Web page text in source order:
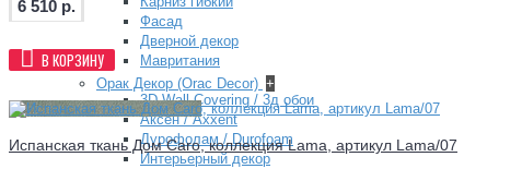
Фасад
Дверной декор
Мавритания
Орак Декор (Orac Decor) +
3D Wall Covering / 3д обои
Аксен / Axxent
Дурофолам / Durofoam
Интерьерный декор
6 510 р.
В КОРЗИНУ
Испанская ткань Дом Caro, коллекция Lama, артикул Lama/07